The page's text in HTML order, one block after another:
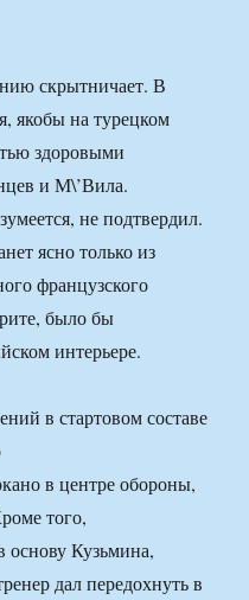
скрытничает. В
якобы на турецком
здоровыми
и М\’Вила.
не подтвердил.
ясно только из
французского
было бы
интерьере.
в стартовом составе
в центре обороны,
того,
основу Кузьмина,
дал передохнуть в